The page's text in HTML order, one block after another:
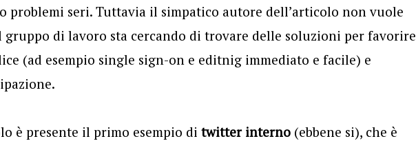
problemi seri. Tuttavia il simpatico autore dell’articolo non vuole
gruppo di lavoro sta cercando di trovare delle soluzioni per favorire
(ad esempio single sign-on e editnig immediato e facile) e
è presente il primo esempio di twitter interno(ebbene si), che è